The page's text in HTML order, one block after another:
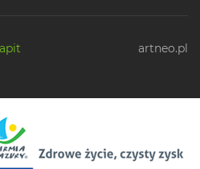
artneo.pl